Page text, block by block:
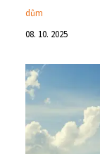
dům
08. 10. 2025